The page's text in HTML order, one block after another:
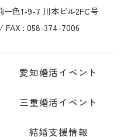
一色1-9-7 川本ビル2FC号
: 058-374-7006
愛知婚活イベント
三重婚活イベント
結婚支援情報